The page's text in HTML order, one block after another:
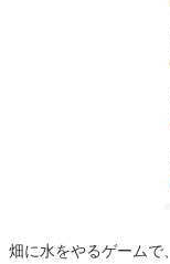
畑に水をやるゲームで